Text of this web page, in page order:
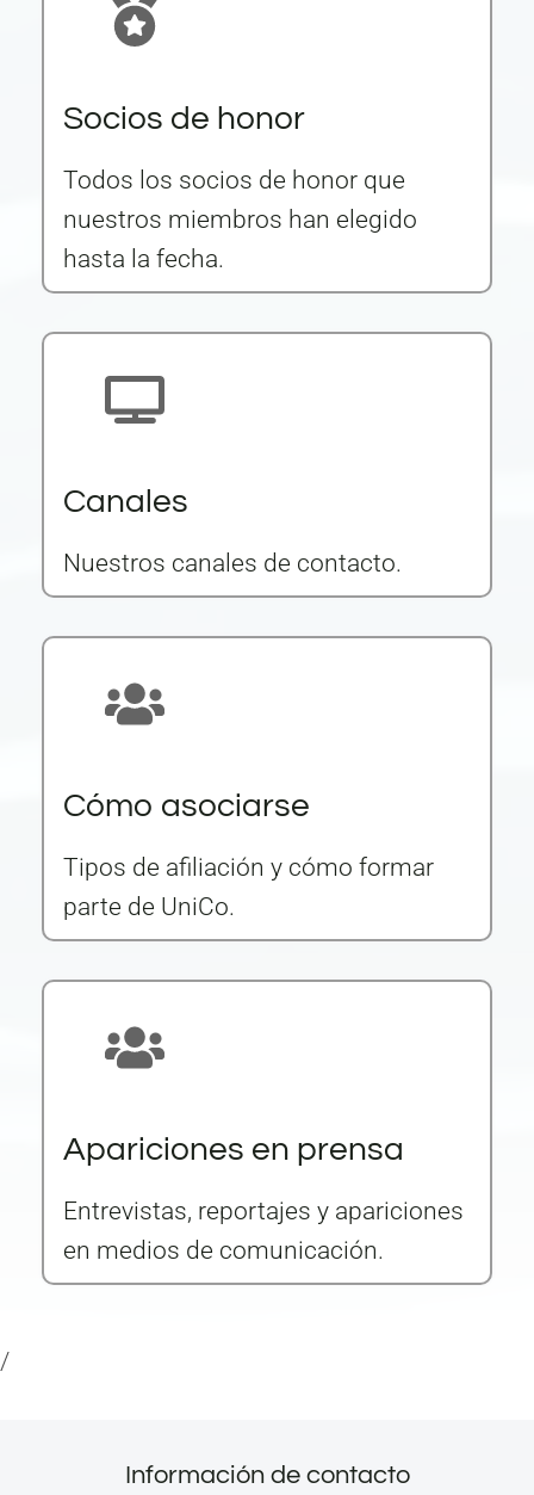
Socios de honor
Todos los socios de honor que
nuestros miembros han elegido
hasta la fecha.
Canales
Nuestros canales de contacto.
Cómo asociarse
Tipos de afiliación y cómo formar
parte de UniCo.
Apariciones en prensa
Entrevistas, reportajes y apariciones
en medios de comunicación.
/
Información de contacto